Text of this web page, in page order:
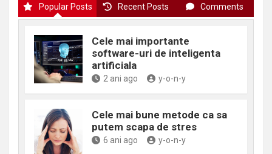
Popular Posts Recent Posts Comments
Cele mai importante
software-uri de inteligenta
artificiala
2 ani ago y-o-n-y
Cele mai bune metode ca sa
putem scapa de stres
6 ani ago y-o-n-y